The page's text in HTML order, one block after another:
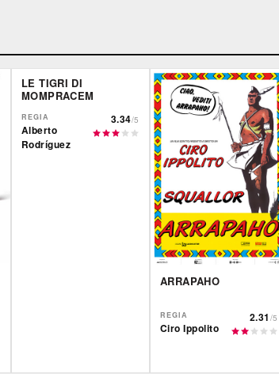
LE TIGRI DI
MOMPRACEM
REGIA
Alberto
Rodríguez
3.34/5
ARRAPAHO
REGIA
Ciro Ippolito
2.31 /5